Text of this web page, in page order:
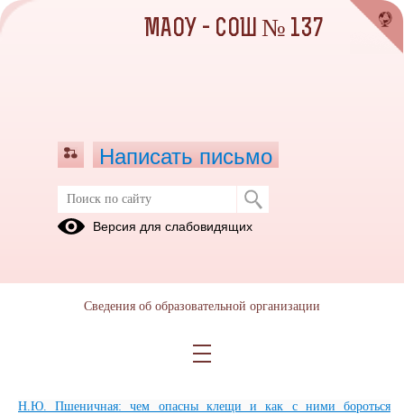
О вакцинации от клещевого
энцефалита
КАКИЕ БОЛЕЗНИ ПЕРЕНОСЯТ КЛЕЩИ?
Роспотребнадзор напоминает: не забудьте привиться от клещевого
Н.Ю. Пшеничная: чем опасны клещи и как с ними бороться
МАОУ - СОШ № 137
Написать письмо
Версия для слабовидящих
Сведения об образовательной организации